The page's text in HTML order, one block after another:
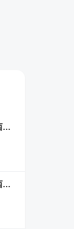
嵐山熟成牛かつ專売 台中西區健行店
嵐山熟成牛かつ專売 台中西屯青海店